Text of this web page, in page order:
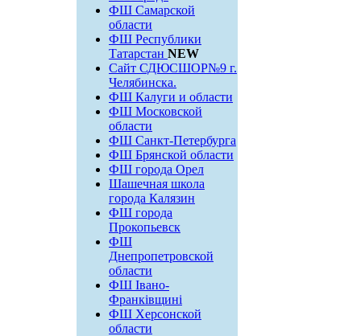
ФШ Самарской
области
ФШ Республики
Татарстан NEW
Сайт СДЮСШОР№9 г.
Челябинска.
ФШ Калуги и области
ФШ Московской
области
ФШ Санкт-Петербурга
ФШ Брянской области
ФШ города Орел
Шашечная школа
города Калязин
ФШ города
Прокопьевск
ФШ
Днепропетровской
области
ФШ Івано-
Франківщині
ФШ Херсонской
области